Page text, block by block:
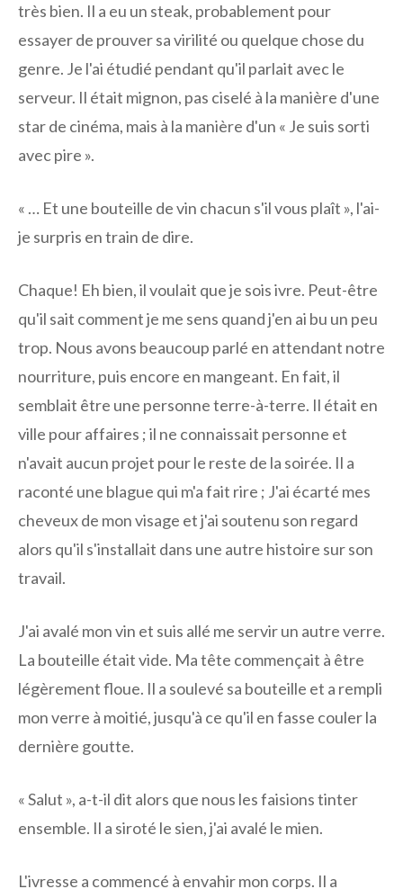
très bien. Il a eu un steak, probablement pour
essayer de prouver sa virilité ou quelque chose du
genre. Je l'ai étudié pendant qu'il parlait avec le
serveur. Il était mignon, pas ciselé à la manière d'une
star de cinéma, mais à la manière d'un « Je suis sorti
avec pire ».
« … Et une bouteille de vin chacun s'il vous plaît », l'ai-
je surpris en train de dire.
Chaque! Eh bien, il voulait que je sois ivre. Peut-être
qu'il sait comment je me sens quand j'en ai bu un peu
trop. Nous avons beaucoup parlé en attendant notre
nourriture, puis encore en mangeant. En fait, il
semblait être une personne terre-à-terre. Il était en
ville pour affaires ; il ne connaissait personne et
n'avait aucun projet pour le reste de la soirée. Il a
raconté une blague qui m'a fait rire ; J'ai écarté mes
cheveux de mon visage et j'ai soutenu son regard
alors qu'il s'installait dans une autre histoire sur son
travail.
J'ai avalé mon vin et suis allé me ​​servir un autre verre.
La bouteille était vide. Ma tête commençait à être
légèrement floue. Il a soulevé sa bouteille et a rempli
mon verre à moitié, jusqu'à ce qu'il en fasse couler la
dernière goutte.
« Salut », a-t-il dit alors que nous les faisions tinter
ensemble. Il a siroté le sien, j'ai avalé le mien.
L'ivresse a commencé à envahir mon corps. Il a